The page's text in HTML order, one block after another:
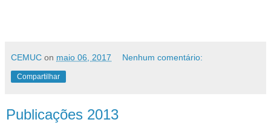
CEMUC on maio 06, 2017 Nenhum comentário:
Compartilhar
Publicações 2013